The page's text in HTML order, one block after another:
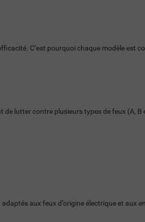
C’est pourquoi chaque modèle est
lutter contre plusieurs types de feux (A,
aux feux d’origine électrique et aux